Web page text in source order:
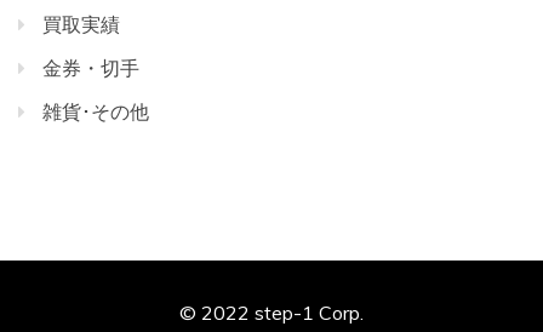
買取実績
金券・切手
雑貨･その他
© 2022 step-1 Corp.